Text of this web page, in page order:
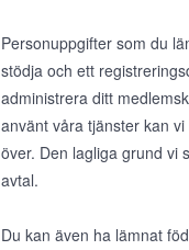
Personuppgifter som du
stödja och ett
administrera ditt
använt våra tjänster kan
över. Den lagliga grund vi
avtal.
Du kan även ha lämnat